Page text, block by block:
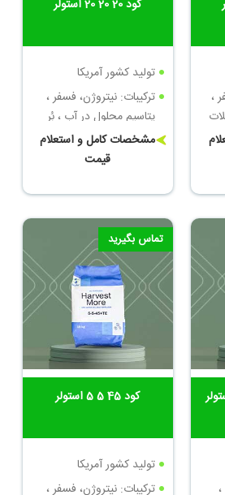
کود 20 20 20 استولر
تولید کشور آمریکا
ترکیبات: نیتروژن، فسفر ،
پتاسیم محلول در آب ، بُر
محلول ، کلات مس ، کلات
مشخصات کامل و استعلام
قیمت
،
تماس بگیرید
کود 45 5 5 استولر
تولید کشور آمریکا
ترکیبات: نیتروژن، فسفر ،